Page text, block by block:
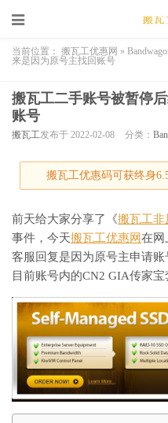
当前位置： 搬瓦工优惠网 »
来是因为原号主找回账号
搬瓦工二手账号被暂停
账号
搬瓦工发布于 2022-02-08 分类：
搬瓦工优惠码可获终身
前天给大家分享了《搬瓦工非
事件，今天搬瓦工优惠网在网
客服回复是因为原号主申请
目前账号内的CN2 GIA传家宝